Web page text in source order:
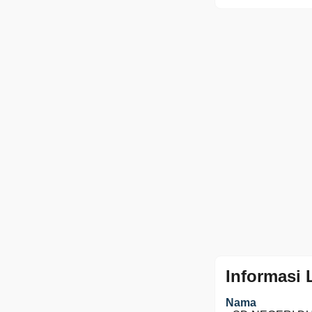
Informasi
Nama